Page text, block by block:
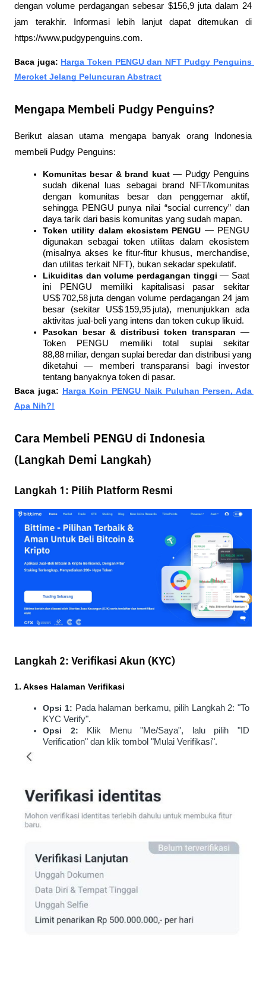
dengan volume perdagangan sebesar $156,9 juta dalam 24
jam terakhir. Informasi lebih lanjut dapat ditemukan di
https://www.pudgypenguins.com.
Baca juga: Harga Token PENGU dan NFT Pudgy Penguins
Meroket Jelang Peluncuran Abstract
Mengapa Membeli Pudgy Penguins?
Berikut alasan utama mengapa banyak orang Indonesia
membeli Pudgy Penguins:
Komunitas besar & brand kuat — Pudgy Penguins
sudah dikenal luas sebagai brand NFT/komunitas
dengan komunitas besar dan penggemar aktif,
sehingga PENGU punya nilai “social currency” dan
daya tarik dari basis komunitas yang sudah mapan.
Token utility dalam ekosistem PENGU — PENGU
digunakan sebagai token utilitas dalam ekosistem
(misalnya akses ke fitur‑fitur khusus, merchandise,
dan utilitas terkait NFT), bukan sekadar spekulatif.
Likuiditas dan volume perdagangan tinggi — Saat
ini PENGU memiliki kapitalisasi pasar sekitar
US$ 702,58 juta dengan volume perdagangan 24 jam
besar (sekitar US$ 159,95 juta), menunjukkan ada
aktivitas jual‑beli yang intens dan token cukup likuid.
Pasokan besar & distribusi token transparan —
Token PENGU memiliki total suplai sekitar
88,88 miliar, dengan suplai beredar dan distribusi yang
diketahui — memberi transparansi bagi investor
tentang banyaknya token di pasar.
Baca juga: Harga Koin PENGU Naik Puluhan Persen, Ada
Apa Nih?!
Cara Membeli PENGU di Indonesia
(Langkah Demi Langkah)
Langkah 1: Pilih Platform Resmi
Langkah 2: Verifikasi Akun (KYC)
1. Akses Halaman Verifikasi
Opsi 1: Pada halaman berkamu, pilih Langkah 2: "To
KYC Verify".
Opsi 2: Klik Menu "Me/Saya", lalu pilih "ID
Verification" dan klik tombol "Mulai Verifikasi".